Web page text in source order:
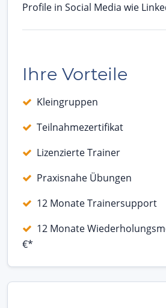
Profile in Social Media wie
Ihre Vorteile
Kleingruppen
Teilnahmezertifikat
Lizenzierte Trainer
Praxisnahe Übungen
12 Monate Trainersupport
12 Monate
€*